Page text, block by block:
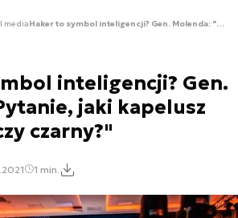
media Haker to symbol inteligencji? Gen. Molenda: "Pytanie, jaki kapelusz nosi: biały czy czarny?"
inteligencji? Gen.
jaki kapelusz
czarny?"
1 min.